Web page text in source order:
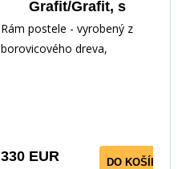
Grafit/Grafit, s
prístelkou 90x200 cm,
bez matraca
Rám postele - vyrobený z
borovicového dreva,
330 EUR DO KOŠÍKA